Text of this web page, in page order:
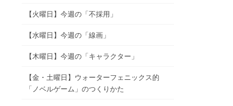
【火曜日】今週の「不採用」
【水曜日】今週の「線画」
【木曜日】今週の「キャラクター」
【金・土曜日】ウォーターフェニックス的
「ノベルゲーム」のつくりかた